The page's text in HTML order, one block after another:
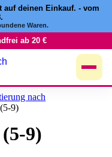
auf deinen Einkauf. - vom
Waren.
ab 20 €
nach
9)
9)